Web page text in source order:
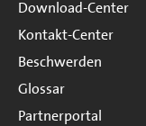
Download-Center
Kontakt-Center
Beschwerden
Glossar
Partnerportal